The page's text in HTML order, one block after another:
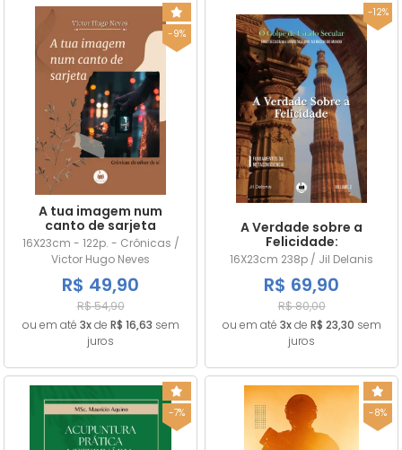
-9%
A tua imagem num
canto de sarjeta
16X23cm - 122p. - Crônicas /
Victor Hugo Neves
R$ 49,90
R$ 54,90
ou em até 3xde R$ 16,63 sem
juros
-12%
A Verdade sobre a
Felicidade:
Fundamentos da
Metaconsciência, Vol. 2
16X23cm 238p / Jil Delanis
R$ 69,90
R$ 80,00
ou em até 3xde R$ 23,30 sem
juros
-7% -8%